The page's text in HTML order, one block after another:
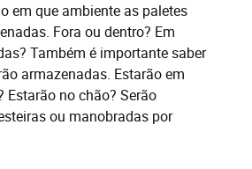
em que ambiente as paletes
Fora ou dentro? Em
Também é importante saber
armazenadas. Estarão em
Estarão no chão? Serão
ou manobradas por